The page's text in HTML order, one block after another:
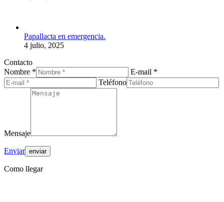
Papallacta en emergencia.
4 julio, 2025
Contacto
Nombre *
E-mail *
Teléfono
Mensaje
Enviar
Como llegar